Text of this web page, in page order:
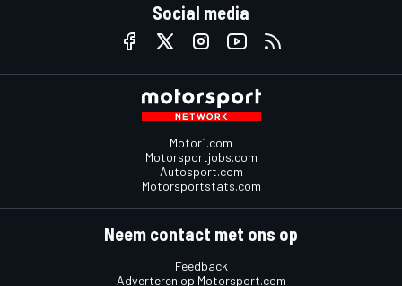
Social media
Motor1.com
Motorsportjobs.com
Autosport.com
Motorsportstats.com
Neem contact met ons op
Feedback
Adverteren op Motorsport.com